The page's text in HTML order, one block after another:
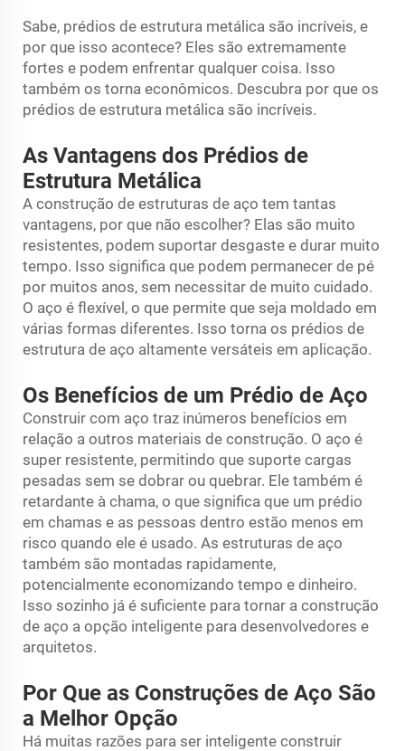
Sabe, prédios de estrutura metálica são incríveis, e
por que isso acontece? Eles são extremamente
fortes e podem enfrentar qualquer coisa. Isso
também os torna econômicos. Descubra por que os
prédios de estrutura metálica são incríveis.
As Vantagens dos Prédios de
Estrutura Metálica
A construção de estruturas de aço tem tantas
vantagens, por que não escolher? Elas são muito
resistentes, podem suportar desgaste e durar muito
tempo. Isso significa que podem permanecer de pé
por muitos anos, sem necessitar de muito cuidado.
O aço é flexível, o que permite que seja moldado em
várias formas diferentes. Isso torna os prédios de
estrutura de aço altamente versáteis em aplicação.
Os Benefícios de um Prédio de Aço
Construir com aço traz inúmeros benefícios em
relação a outros materiais de construção. O aço é
super resistente, permitindo que suporte cargas
pesadas sem se dobrar ou quebrar. Ele também é
retardante à chama, o que significa que um prédio
em chamas e as pessoas dentro estão menos em
risco quando ele é usado. As estruturas de aço
também são montadas rapidamente,
potencialmente economizando tempo e dinheiro.
Isso sozinho já é suficiente para tornar a construção
de aço a opção inteligente para desenvolvedores e
arquitetos.
Por Que as Construções de Aço São
a Melhor Opção
Há muitas razões para ser inteligente construir